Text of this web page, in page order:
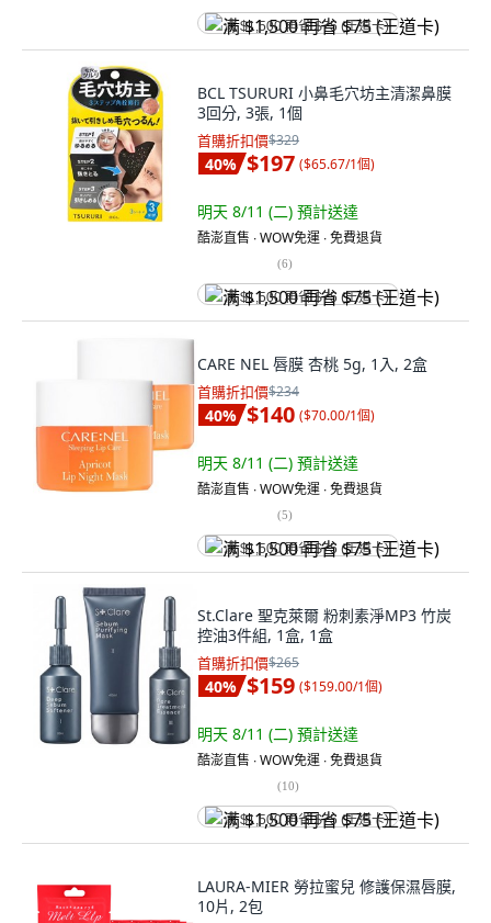
满 $1,500 再省 $75 (王道卡)
BCL TSURURI 小鼻毛穴坊主清潔鼻膜
3回分, 3張, 1個
首購折扣價$329
40% $197 ($65.67/1個)
明天 8/11 (二) 預計送達
酷澎直售 ∙ WOW免運 ∙ 免費退貨
(6)
满 $1,500 再省 $75 (王道卡)
CARE NEL 唇膜 杏桃 5g, 1入, 2盒
首購折扣價$234
40% $140 ($70.00/1個)
明天 8/11 (二) 預計送達
酷澎直售 ∙ WOW免運 ∙ 免費退貨
(5)
满 $1,500 再省 $75 (王道卡)
St.Clare 聖克萊爾 粉刺素淨MP3 竹炭
控油3件組, 1盒, 1盒
首購折扣價$265
40% $159 ($159.00/1個)
明天 8/11 (二) 預計送達
酷澎直售 ∙ WOW免運 ∙ 免費退貨
(10)
满 $1,500 再省 $75 (王道卡)
LAURA-MIER 勞拉蜜兒 修護保濕唇膜,
10片, 2包